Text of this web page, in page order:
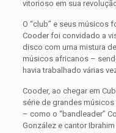
vitorioso em sua
O “club” e seus músicos
Cooder foi convidado a
disco com uma mistura
músicos africanos –
havia trabalhado várias
Cooder, ao chegar em
série de grandes
– como o “bandleader”
González e cantor